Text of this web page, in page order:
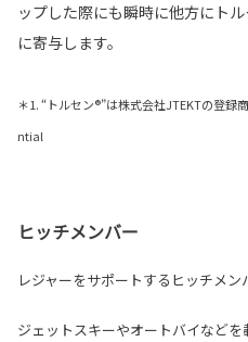
ップした際にも瞬時に他方にト
に寄与します。
＊1. “トルセン®”は株式会社JTEKTの登
ntial
ヒッチメンバー
レジャーをサポートするヒッチメン
ジェットスキーやオートバイなど